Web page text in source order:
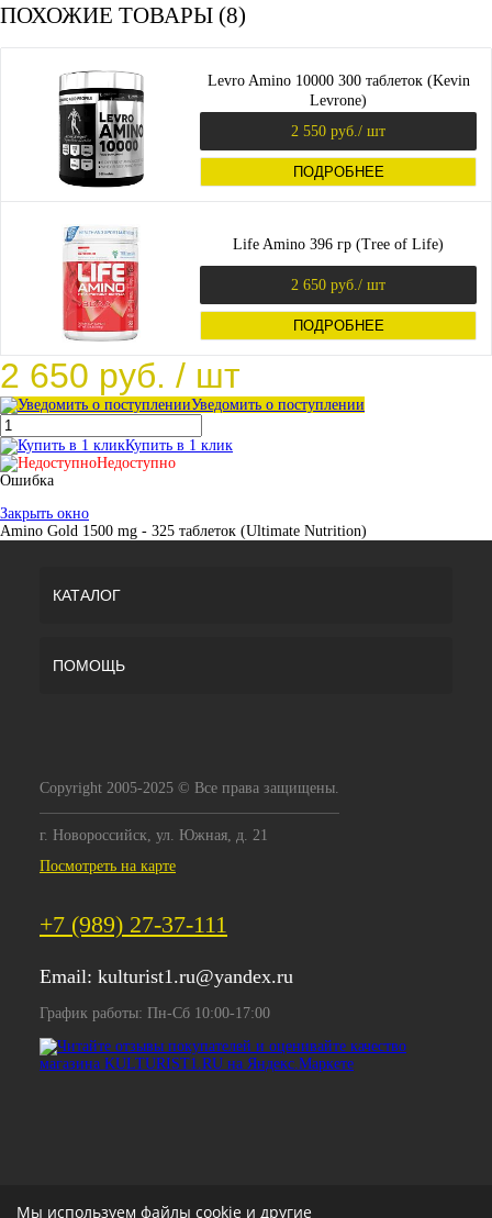
ПОХОЖИЕ ТОВАРЫ (8)
Levro Amino 10000 300 таблеток (Kevin
Levrone)
2 550 руб. / шт
ПОДРОБНЕЕ
Life Amino 396 гр (Tree of Life)
2 650 руб. / шт
ПОДРОБНЕЕ
2 650 руб. / шт
Уведомить о поступлении
Купить в 1 клик
Недоступно
Ошибка
Закрыть окно
Amino Gold 1500 mg - 325 таблеток (Ultimate Nutrition)
КАТАЛОГ
ПОМОЩЬ
Copyright 2005-2025 © Все права защищены.
г. Новороссийск, ул. Южная, д. 21
Посмотреть на карте
+7 (989) 27-37-111
Email: kulturist1.ru@yandex.ru
График работы: Пн-Сб 10:00-17:00
Мы используем файлы cookie и другие